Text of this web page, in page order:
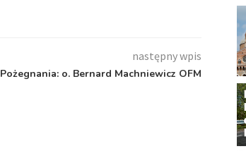
następny wpis
Pożegnania: o. Bernard Machniewicz OFM